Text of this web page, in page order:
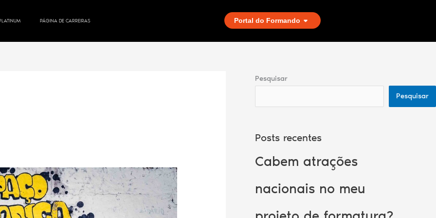
PÁGINA DE CARREIRAS Portal do Formando
Pesquisar
Pesquisar
Posts recentes
Cabem atrações
nacionais no meu